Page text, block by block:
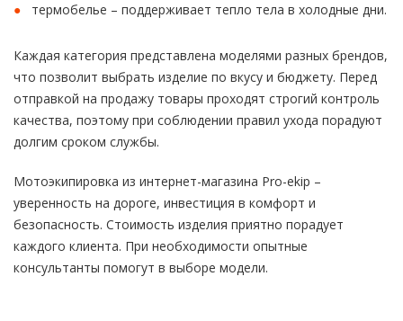
термобелье – поддерживает тепло тела в холодные дни.
Каждая категория представлена моделями разных брендов,
что позволит выбрать изделие по вкусу и бюджету. Перед
отправкой на продажу товары проходят строгий контроль
качества, поэтому при соблюдении правил ухода порадуют
долгим сроком службы.
Мотоэкипировка из интернет-магазина Pro-ekip –
уверенность на дороге, инвестиция в комфорт и
безопасность. Стоимость изделия приятно порадует
каждого клиента. При необходимости опытные
консультанты помогут в выборе модели.